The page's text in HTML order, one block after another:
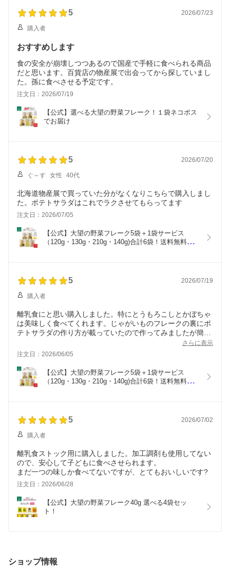
5 2026/07/23
購入者
おすすめします
食の安全が崩壊しつつあるので国産で手軽に食べられる商品
だと思います。百貨店の物産展で出会ってから探していまし
た。孫に食べさせる予定です。
注文日：2026/07/19
【公式】選べる大望の野菜フレーク！１袋ネコポス
でお届け
5 2026/07/20
ぐ～す 女性 40代
北海道物産展で買っていた分がなくなりこちらで購入しまし
た。ポテトサラダはこれでラクさせてもらってます
注文日：2026/07/05
【公式】大望の野菜フレーク5袋＋1袋サービス
（120g・130g・210g・140g)合計6袋！送料無料！
5 2026/07/19
購入者
離乳食にと思い購入しました。特にとうもろこしとかぼちゃ
は美味しく食べてくれます。じゃがいものフレークの裏にポ
テトサラダの作り方が載っていたので作ってみましたが簡単
さらに表示
注文日：2026/06/05
【公式】大望の野菜フレーク5袋＋1袋サービス
（120g・130g・210g・140g)合計6袋！送料無料！
5 2026/07/02
購入者
離乳食ストック用に購入しました。加工調剤も使用してない
ので、安心して子どもに食べさせられます。
まだ一つの味しか食べてないですが、とてもおいしいです?
注文日：2026/06/28
【公式】大望の野菜フレーク40g 選べる4袋セッ
ト！
ショップ情報